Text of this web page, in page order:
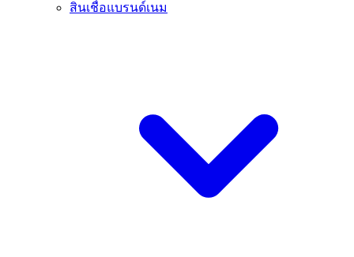
สินเชื่อแบรนด์เนม